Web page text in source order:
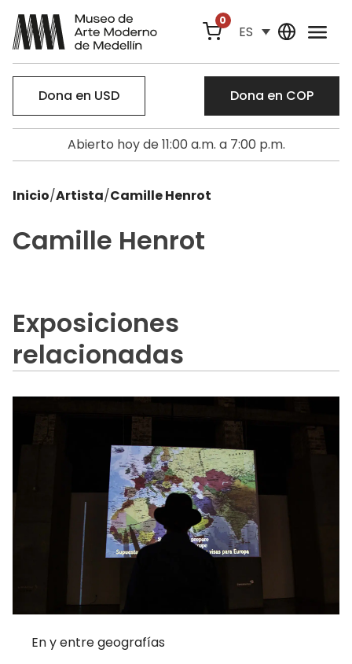
0
ES
Dona en USD Dona en COP
Abierto hoy de 11:00 a.m. a 7:00 p.m.
Inicio/Artista/Camille Henrot
Camille Henrot
Exposiciones
relacionadas
En y entre geografías